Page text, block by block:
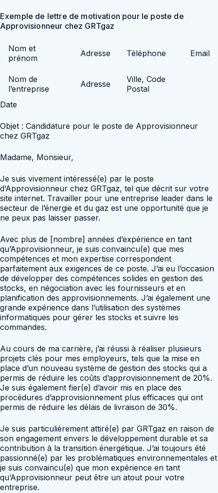
Exemple de lettre de motivation pour le poste de
Approvisionneur chez GRTgaz
Nom et
prénom
Adresse Téléphone Email
Nom de
l’entreprise
Adresse
Ville, Code
Postal
Date
Objet : Candidature pour le poste de Approvisionneur
chez GRTgaz
Madame, Monsieur,
Je suis vivement intéressé(e) par le poste
d’Approvisionneur chez GRTgaz, tel que décrit sur votre
site internet. Travailler pour une entreprise leader dans le
secteur de l’énergie et du gaz est une opportunité que je
ne peux pas laisser passer.
Avec plus de [nombre] années d’expérience en tant
qu’Approvisionneur, je suis convaincu(e) que mes
compétences et mon expertise correspondent
parfaitement aux exigences de ce poste. J’ai eu l’occasion
de développer des compétences solides en gestion des
stocks, en négociation avec les fournisseurs et en
planification des approvisionnements. J’ai également une
grande expérience dans l’utilisation des systèmes
informatiques pour gérer les stocks et suivre les
commandes.
Au cours de ma carrière, j’ai réussi à réaliser plusieurs
projets clés pour mes employeurs, tels que la mise en
place d’un nouveau système de gestion des stocks qui a
permis de réduire les coûts d’approvisionnement de 20%.
Je suis également fier(e) d’avoir mis en place des
procédures d’approvisionnement plus efficaces qui ont
permis de réduire les délais de livraison de 30%.
Je suis particulièrement attiré(e) par GRTgaz en raison de
son engagement envers le développement durable et sa
contribution à la transition énergétique. J’ai toujours été
passionné(e) par les problématiques environnementales et
je suis convaincu(e) que mon expérience en tant
qu’Approvisionneur peut être un atout pour votre
entreprise.